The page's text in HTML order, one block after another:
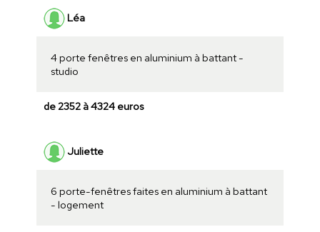
Léa
4 porte fenêtres en aluminium à battant -
studio
de 2352 à 4324 euros
Juliette
6 porte-fenêtres faites en aluminium à battant
- logement